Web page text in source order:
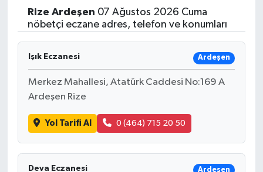
Rize Ardeşen 07 Ağustos 2026 Cuma
nöbetçi eczane adres, telefon ve konumları
Işık Eczanesi Ardeşen
Merkez Mahallesi, Atatürk Caddesi No:169 A
Ardeşen Rize
Yol Tarifi Al 0 (464) 715 20 50
Deva Eczanesi Ardeşen
Yaşam